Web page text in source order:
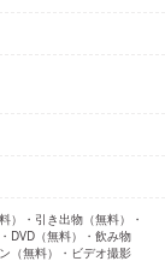
）・引き出物（無料）・
DVD（無料）・飲み物
（無料）・ビデオ撮影